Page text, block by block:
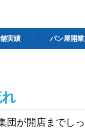
カリー開業支援
実績 パン屋開
団が開店までし